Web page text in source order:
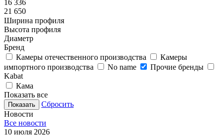
16 336
21 650
Ширина профиля
Высота профиля
Диаметр
Бренд
Камеры отечественного производства
Камеры
импортного производства
No name
Прочие бренды
Kabat
Кама
Показать все
Сбросить
Новости
Все новости
10 июля 2026